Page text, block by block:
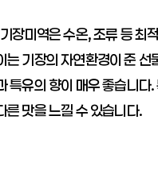
장미역은 수온, 조류 등 최
기장의 자연환경이 준 선
특유의 향이 매우 좋습니다
른 맛을 느낄 수 있습니다.